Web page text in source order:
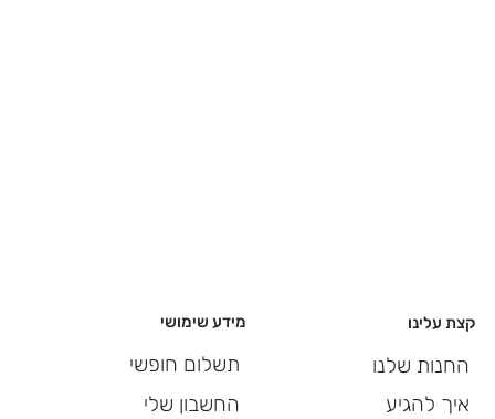
מידע שימושי
תשלום חופשי
החשבון שלי
קצת עלינו
החנות שלנו
איך להגיע